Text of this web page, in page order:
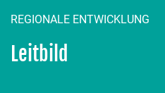
REGIONALE ENTWICKLUNG
Leitbild